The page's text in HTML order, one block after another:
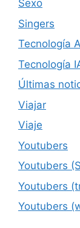
Sexo
Singers
Tecnología
Tecnología
Últimas
Viajar
Viaje
Youtubers
Youtubers
Youtubers
Youtubers